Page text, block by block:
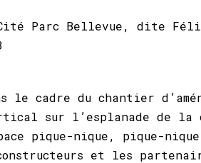
Cité Parc Bellevue, dite
le cadre du chantier
sur l’esplanade de
pique-nique, pique-
et les